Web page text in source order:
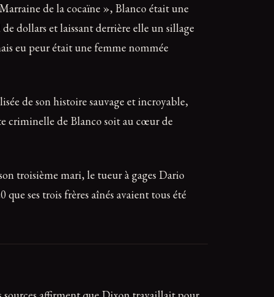
de la cocaïne », Blanco était une
dollars et laissant derrière elle un sillage
eu peur était une femme nommée
de son histoire sauvage et incroyable,
criminelle de Blanco soit au cœur de
troisième mari, le tueur à gages Dario
que ses trois frères aînés avaient tous été